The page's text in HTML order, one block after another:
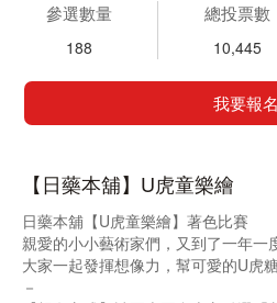
參選數量
188
總投票數
10,445
我要報名
【日藥本舖】U虎童樂繪
日藥本舖【U虎童樂繪】著色比賽
親愛的小小藝術家們，又到了一年一
大家一起發揮想像力，幫可愛的U虎
－